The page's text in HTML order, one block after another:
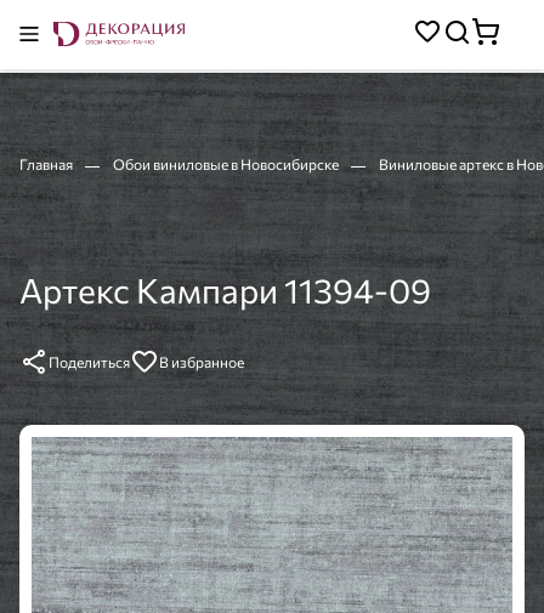
Главная Обои виниловые в Новосибирске Виниловые артекс в
Артекс Кампари 11394-09
Поделиться В избранное